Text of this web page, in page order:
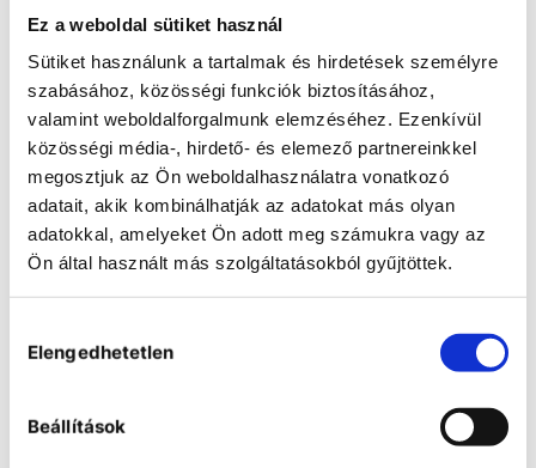
Ez a weboldal sütiket használ
Sütiket használunk a tartalmak és hirdetések személyre
szabásához, közösségi funkciók biztosításához,
valamint weboldalforgalmunk elemzéséhez. Ezenkívül
közösségi média-, hirdető- és elemező partnereinkkel
megosztjuk az Ön weboldalhasználatra vonatkozó
adatait, akik kombinálhatják az adatokat más olyan
adatokkal, amelyeket Ön adott meg számukra vagy az
Ön által használt más szolgáltatásokból gyűjtöttek.
kiválasztása
Elengedhetetlen
Beállítások